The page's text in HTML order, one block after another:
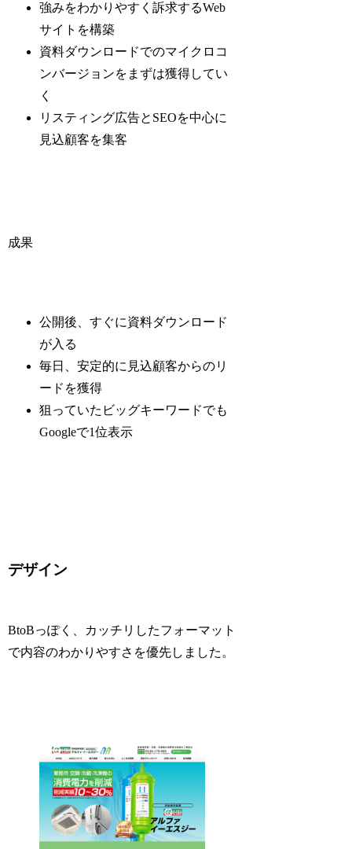
強みをわかりやすく訴求するWeb
サイトを構築
資料ダウンロードでのマイクロコ
ンバージョンをまずは獲得してい
く
リスティング広告とSEOを中心に
見込顧客を集客
成果
公開後、すぐに資料ダウンロード
が入る
毎日、安定的に見込顧客からのリ
ードを獲得
狙っていたビッグキーワードでも
Googleで1位表示
デザイン
BtoBっぽく、カッチリしたフォーマット
で内容のわかりやすさを優先しました。